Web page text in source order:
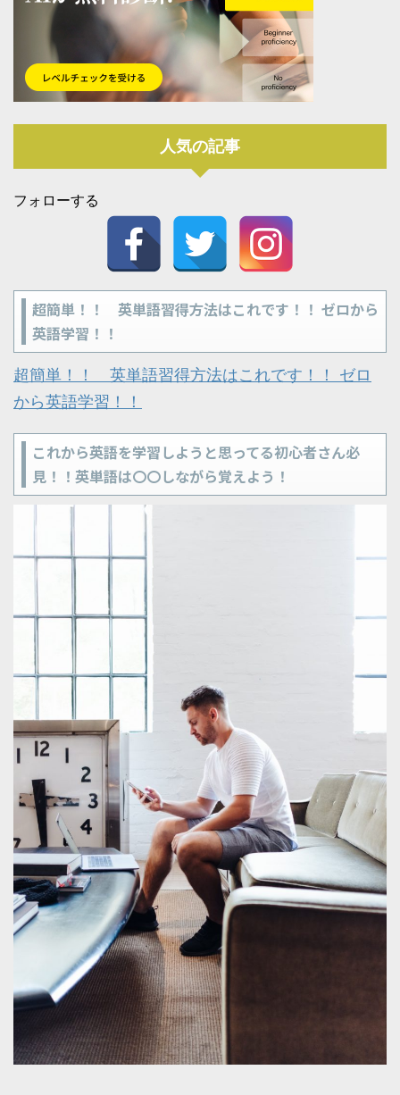
人気の記事
フォローする
超簡単！！ 英単語習得方法はこれです！！ ゼロから
英語学習！！
超簡単！！ 英単語習得方法はこれです！！ ゼロ
から英語学習！！
これから英語を学習しようと思ってる初心者さん必
見！！英単語は〇〇しながら覚えよう！